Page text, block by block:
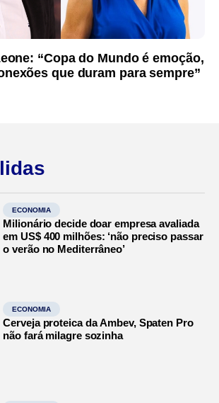
“Copa do Mundo é emoção,
que duram para sempre”
ECONOMIA
Milionário decide doar empresa avaliada
em US$ 400 milhões: ‘não preciso passar
o verão no Mediterrâneo’
ECONOMIA
Cerveja proteica da Ambev, Spaten Pro
não fará milagre sozinha